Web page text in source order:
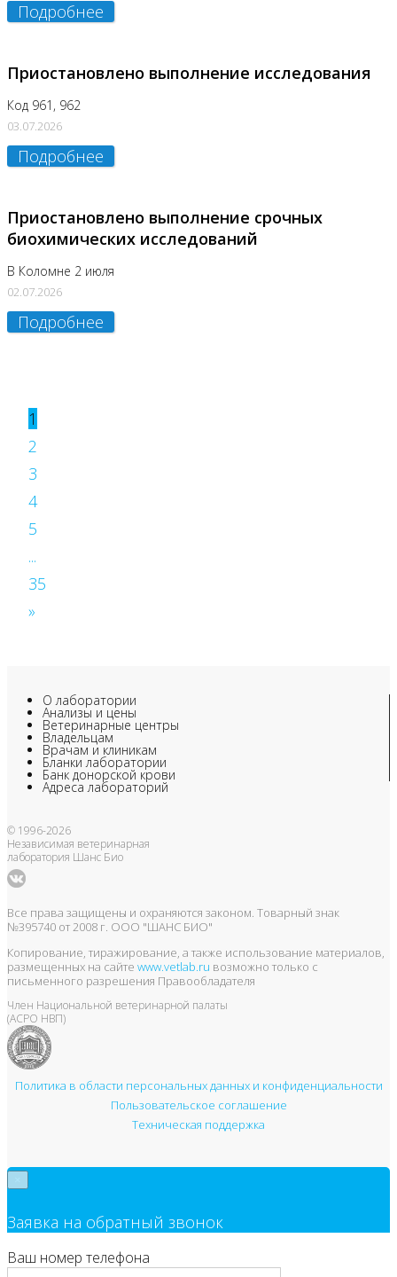
Подробнее
Приостановлено выполнение исследования
Код 961, 962
03.07.2026
Подробнее
Приостановлено выполнение срочных
биохимических исследований
В Коломне 2 июля
02.07.2026
Подробнее
1
2
3
4
5
...
35
»
О лаборатории
Анализы и цены
Ветеринарные центры
Владельцам
Врачам и клиникам
Бланки лаборатории
Банк донорской крови
Адреса лабораторий
© 1996-2026
Независимая ветеринарная
лаборатория Шанс Био
Все права защищены и охраняются законом. Товарный знак
№395740 от 2008 г. ООО "ШАНС БИО"
Копирование, тиражирование, а также использование материалов,
размещенных на сайте www.vetlab.ru возможно только с
письменного разрешения Правообладателя
Член Национальной ветеринарной палаты
(АСРО НВП)
Политика в области персональных данных и конфиденциальности
Пользовательское соглашение
Техническая поддержка
Заявка на обратный звонок
Ваш номер телефона